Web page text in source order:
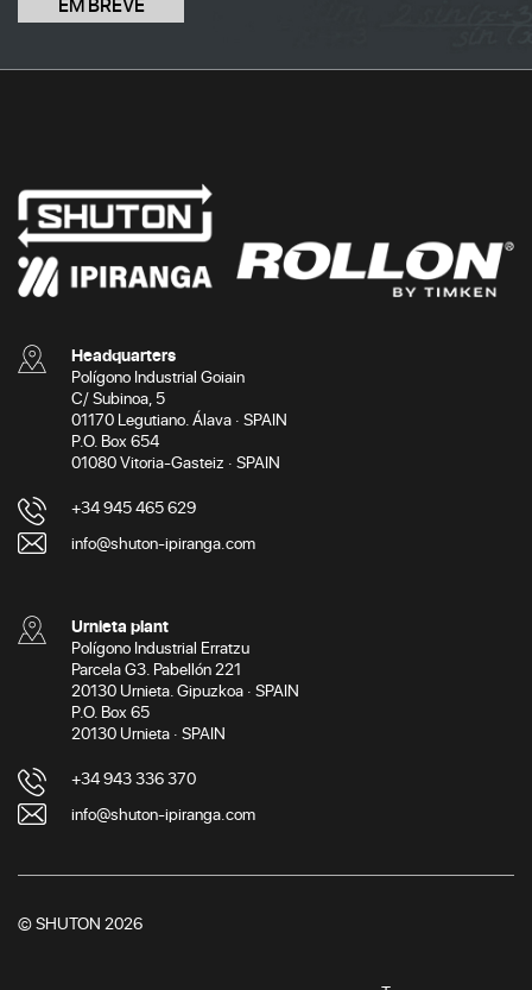
Headquarters
Polígono Industrial Goiain
C/ Subinoa, 5
01170 Legutiano. Álava · SPAIN
P.O. Box 654
01080 Vitoria-Gasteiz · SPAIN
+34 945 465 629
info@shuton-ipiranga.com
Urnieta plant
Polígono Industrial Erratzu
Parcela G3. Pabellón 221
20130 Urnieta. Gipuzkoa · SPAIN
P.O. Box 65
20130 Urnieta · SPAIN
+34 943 336 370
info@shuton-ipiranga.com
© SHUTON 2026